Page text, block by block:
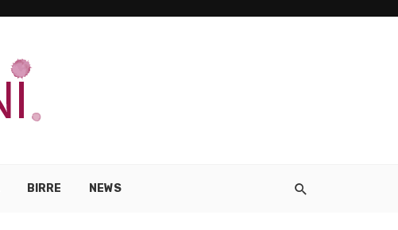
BIRRE NEWS